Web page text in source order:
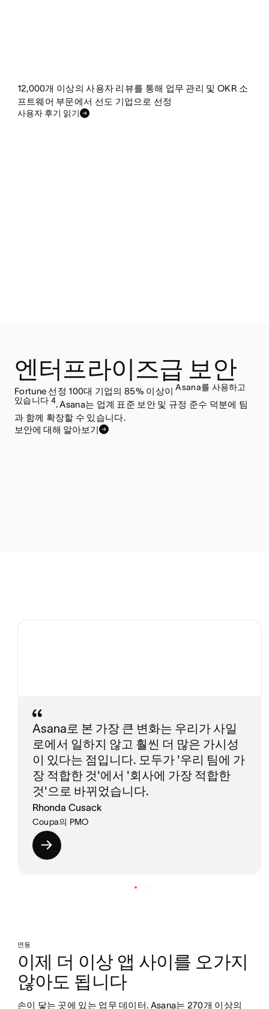
12,000개 이상의 사용자 리뷰를 통해 업무 관리 및 OKR 소
프트웨어 부문에서 선도 기업으로 선정
사용자 후기 읽기
엔터프라이즈급 보안
Fortune 선정 100대 기업의 85% 이상이 Asana를 사용하고
있습니다 4. Asana는 업계 표준 보안 및 규정 준수 덕분에 팀
과 함께 확장할 수 있습니다.
보안에 대해 알아보기
Asana로 본 가장 큰 변화는 우리가 사일
로에서 일하지 않고 훨씬 더 많은 가시성
이 있다는 점입니다. 모두가 '우리 팀에 가
장 적합한 것'에서 '회사에 가장 적합한
것'으로 바뀌었습니다.
Rhonda Cusack
Coupa의 PMO
연동
이제 더 이상 앱 사이를 오가지
않아도 됩니다
손이 닿는 곳에 있는 업무 데이터. Asana는 270개 이상의